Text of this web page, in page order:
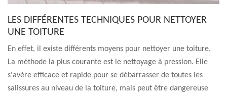
LES DIFFÉRENTES TECHNIQUES POUR NETTOYER
UNE TOITURE
En effet, il existe différents moyens pour nettoyer une toiture.
La méthode la plus courante est le nettoyage à pression. Elle
s'avère efficace et rapide pour se débarrasser de toutes les
salissures au niveau de la toiture, mais peut être dangereuse